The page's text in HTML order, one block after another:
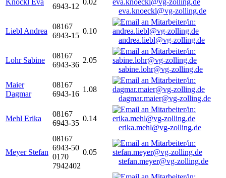
Knöckl Eva
6943-12
0.02
eva.knoeckl@vg-zolling.de
Liebl Andrea
08167
6943-15
0.10
andrea.liebl@vg-zolling.de
Lohr Sabine
08167
6943-36
2.05
sabine.lohr@vg-zolling.de
Maier
Dagmar
08167
6943-16
1.08
dagmar.maier@vg-zolling.de
Mehl Erika
08167
6943-35
0.14
erika.mehl@vg-zolling.de
Meyer Stefan
08167
6943-50
0170
7942402
0.05
stefan.meyer@vg-zolling.de